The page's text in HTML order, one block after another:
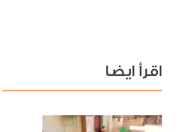
اقرأ ايضا